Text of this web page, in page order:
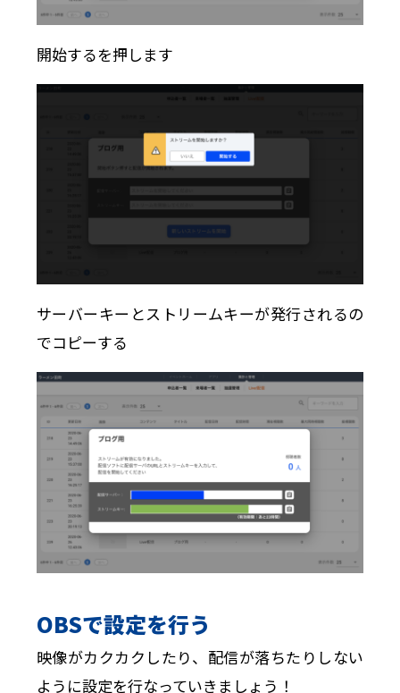
開始するを押します
サーバーキーとストリームキーが発行されるの
でコピーする
OBSで設定を行う
映像がカクカクしたり、配信が落ちたりしない
ように設定を行なっていきましょう！